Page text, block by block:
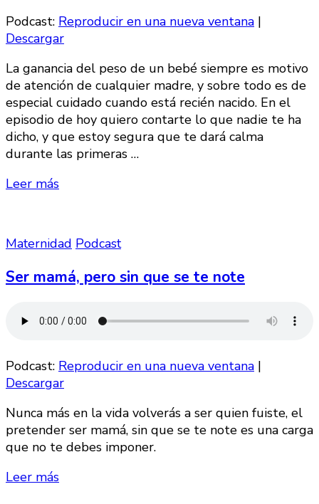
Podcast: Reproducir en una nueva ventana |
Descargar
La ganancia del peso de un bebé siempre es motivo
de atención de cualquier madre, y sobre todo es de
especial cuidado cuando está recién nacido. En el
episodio de hoy quiero contarte lo que nadie te ha
dicho, y que estoy segura que te dará calma
durante las primeras …
Leer más
Maternidad Podcast
Ser mamá, pero sin que se te note
Podcast: Reproducir en una nueva ventana |
Descargar
Nunca más en la vida volverás a ser quien fuiste, el
pretender ser mamá, sin que se te note es una carga
que no te debes imponer.
Leer más